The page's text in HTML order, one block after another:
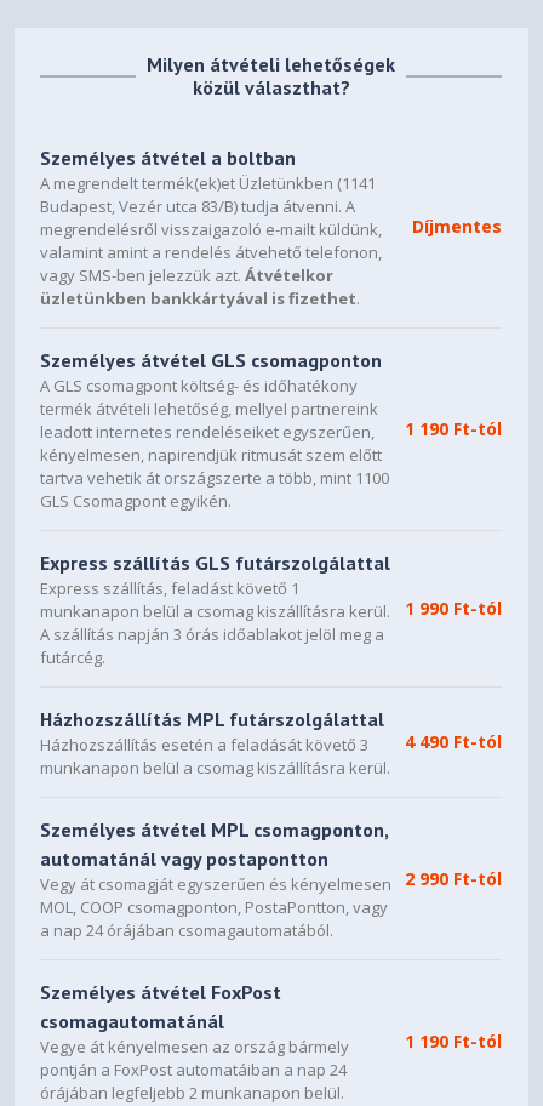
Milyen átvételi lehetőségek
közül választhat?
Személyes átvétel a boltban
A megrendelt termék(ek)et Üzletünkben (1141
Budapest, Vezér utca 83/B) tudja átvenni. A
megrendelésről visszaigazoló e-mailt küldünk,
valamint amint a rendelés átvehető telefonon,
vagy SMS-ben jelezzük azt.Átvételkor
üzletünkben bankkártyával is fizethet.
Díjmentes
Személyes átvétel GLS csomagponton
A GLS csomagpont költség- és időhatékony
termék átvételi lehetőség, mellyel partnereink
leadott internetes rendeléseiket egyszerűen,
kényelmesen, napirendjük ritmusát szem előtt
tartva vehetik át országszerte a több, mint 1100
GLS Csomagpont egyikén.
1 190 Ft-tól
Express szállítás GLS futárszolgálattal
Express szállítás, feladást követő 1
munkanapon belül a csomag kiszállításra kerül.
A szállítás napján 3 órás időablakot jelöl meg a
futárcég.
1 990 Ft-tól
Házhozszállítás MPL futárszolgálattal
Házhozszállítás esetén a feladását követő 3
munkanapon belül a csomag kiszállításra kerül.
4 490 Ft-tól
Személyes átvétel MPL csomagponton,
automatánál vagy postapontton
Vegy át csomagját egyszerűen és kényelmesen
MOL, COOP csomagponton, PostaPontton, vagy
a nap 24 órájában csomagautomatából.
2 990 Ft-tól
Személyes átvétel FoxPost
csomagautomatánál
Vegye át kényelmesen az ország bármely
pontján a FoxPost automatáiban a nap 24
órájában legfeljebb 2 munkanapon belül.
1 190 Ft-tól